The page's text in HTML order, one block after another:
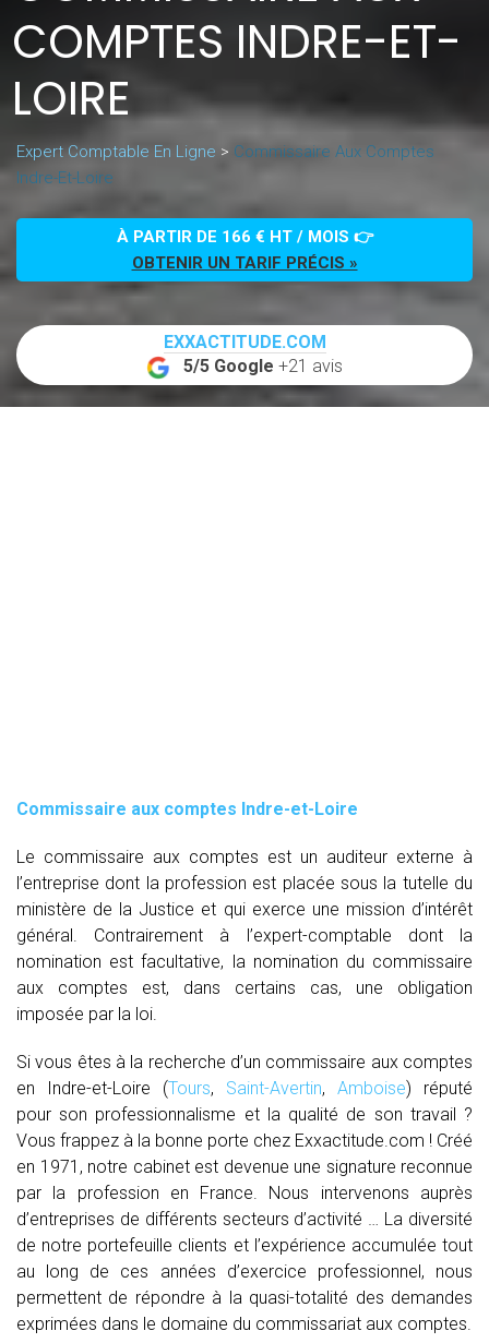
COMPTES INDRE-ET-
LOIRE
Expert Comptable En Ligne > Commissaire Aux Comptes
Indre-Et-Loire
À PARTIR DE 166 € HT / MOIS 👉
OBTENIR UN TARIF PRÉCIS »
EXXACTITUDE.COM
5/5 Google +21 avis
Commissaire aux comptes Indre-et-Loire
Le commissaire aux comptes est un auditeur externe à
l’entreprise dont la profession est placée sous la tutelle du
ministère de la Justice et qui exerce une mission d’intérêt
général. Contrairement à l’expert-comptable dont la
nomination est facultative, la nomination du commissaire
aux comptes est, dans certains cas, une obligation
imposée par la loi.
Si vous êtes à la recherche d’un commissaire aux comptes
en Indre-et-Loire (Tours, Saint-Avertin, Amboise) réputé
pour son professionnalisme et la qualité de son travail ?
Vous frappez à la bonne porte chez Exxactitude.com ! Créé
en 1971, notre cabinet est devenue une signature reconnue
par la profession en France. Nous intervenons auprès
d’entreprises de différents secteurs d’activité … La diversité
de notre portefeuille clients et l’expérience accumulée tout
au long de ces années d’exercice professionnel, nous
permettent de répondre à la quasi-totalité des demandes
exprimées dans le domaine du commissariat aux comptes.